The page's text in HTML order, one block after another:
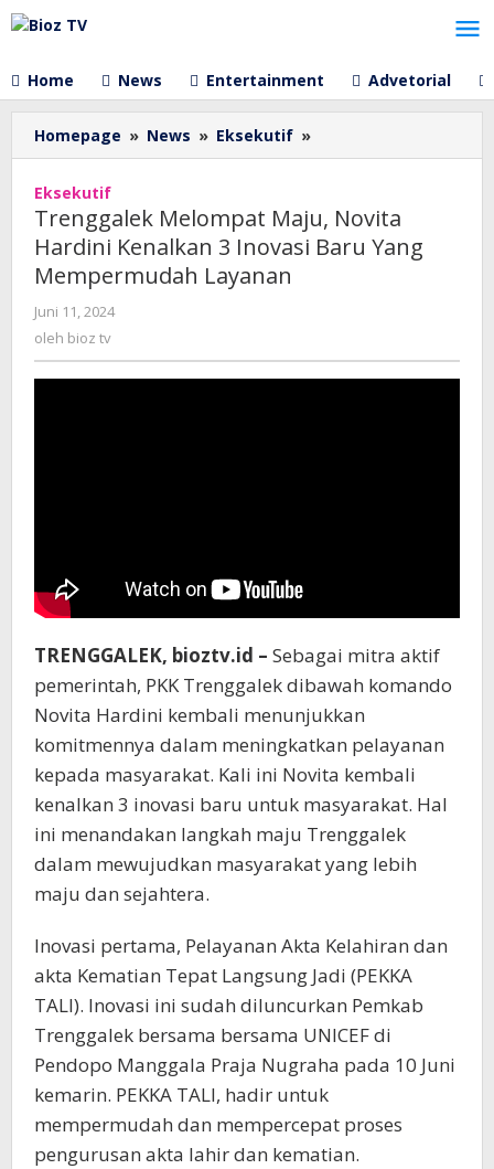
Lewati
ke
Home
News Entertainment Advetorial
Homepage » News » Eksekutif »
Melompat
Hardini
Kenalkan
Mempermudah
Eksekutif
Trenggalek Melompat Maju, Novita
Hardini Kenalkan 3 Inovasi Baru Yang
Mempermudah Layanan
Juni 11, 2024
oleh bioz tv
TRENGGALEK, bioztv.id – Sebagai mitra aktif
pemerintah, PKK Trenggalek dibawah komando
Novita Hardini kembali menunjukkan
komitmennya dalam meningkatkan pelayanan
kepada masyarakat. Kali ini Novita kembali
kenalkan 3 inovasi baru untuk masyarakat. Hal
ini menandakan langkah maju Trenggalek
dalam mewujudkan masyarakat yang lebih
maju dan sejahtera.
Inovasi pertama, Pelayanan Akta Kelahiran dan
akta Kematian Tepat Langsung Jadi (PEKKA
TALI). Inovasi ini sudah diluncurkan Pemkab
Trenggalek bersama bersama UNICEF di
Pendopo Manggala Praja Nugraha pada 10 Juni
kemarin. PEKKA TALI, hadir untuk
mempermudah dan mempercepat proses
pengurusan akta lahir dan kematian.